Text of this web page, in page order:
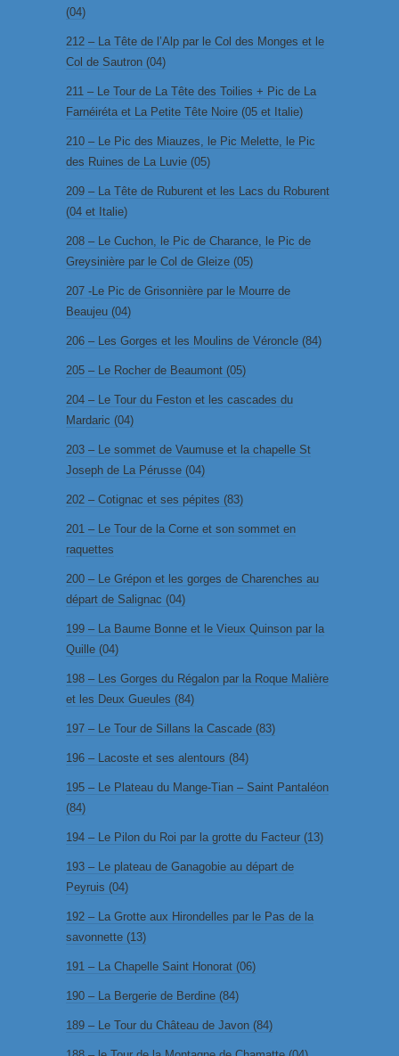
(04)
212 – La Tête de l’Alp par le Col des Monges et le
Col de Sautron (04)
211 – Le Tour de La Tête des Toilies + Pic de La
Farnéiréta et La Petite Tête Noire (05 et Italie)
210 – Le Pic des Miauzes, le Pic Melette, le Pic
des Ruines de La Luvie (05)
209 – La Tête de Ruburent et les Lacs du Roburent
(04 et Italie)
208 – Le Cuchon, le Pic de Charance, le Pic de
Greysinière par le Col de Gleize (05)
207 -Le Pic de Grisonnière par le Mourre de
Beaujeu (04)
206 – Les Gorges et les Moulins de Véroncle (84)
205 – Le Rocher de Beaumont (05)
204 – Le Tour du Feston et les cascades du
Mardaric (04)
203 – Le sommet de Vaumuse et la chapelle St
Joseph de La Pérusse (04)
202 – Cotignac et ses pépites (83)
201 – Le Tour de la Corne et son sommet en
raquettes
200 – Le Grépon et les gorges de Charenches au
départ de Salignac (04)
199 – La Baume Bonne et le Vieux Quinson par la
Quille (04)
198 – Les Gorges du Régalon par la Roque Malière
et les Deux Gueules (84)
197 – Le Tour de Sillans la Cascade (83)
196 – Lacoste et ses alentours (84)
195 – Le Plateau du Mange-Tian – Saint Pantaléon
(84)
194 – Le Pilon du Roi par la grotte du Facteur (13)
193 – Le plateau de Ganagobie au départ de
Peyruis (04)
192 – La Grotte aux Hirondelles par le Pas de la
savonnette (13)
191 – La Chapelle Saint Honorat (06)
190 – La Bergerie de Berdine (84)
189 – Le Tour du Château de Javon (84)